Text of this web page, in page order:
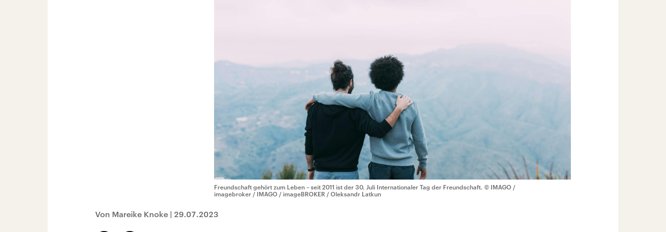
Freundschaft gehört zum Leben – seit 2011 ist der 30. Juli Internationaler Tag der Freundschaft. © IMAGO /
imagebroker / IMAGO / imageBROKER / Oleksandr Latkun
Von Mareike Knoke | 29.07.2023